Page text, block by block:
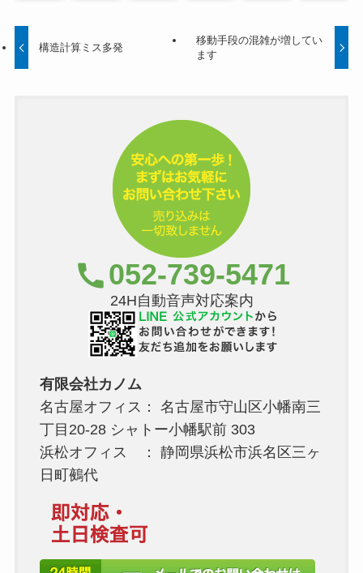
構造計算ミス多発
移動手段の混雑が増してい
ます
052-739-5471
24H自動音声対応案内
有限会社カノム
名古屋オフィス： 名古屋市守山区小幡南三
丁目20-28 シャトー小幡駅前 303
浜松オフィス ： 静岡県浜松市浜名区三ヶ
日町鵺代